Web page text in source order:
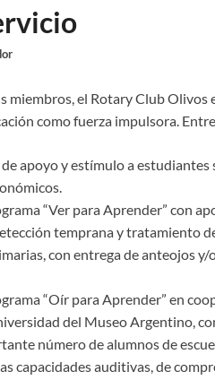
miembros, el Rotary Club
como fuerza impulsora.
apoyo y estímulo a
“Ver para Aprender” con
temprana y tratamiento
con entrega de anteojos
“Oír para Aprender” en
del Museo Argentino,
número de alumnos de
capacidades auditivas, de